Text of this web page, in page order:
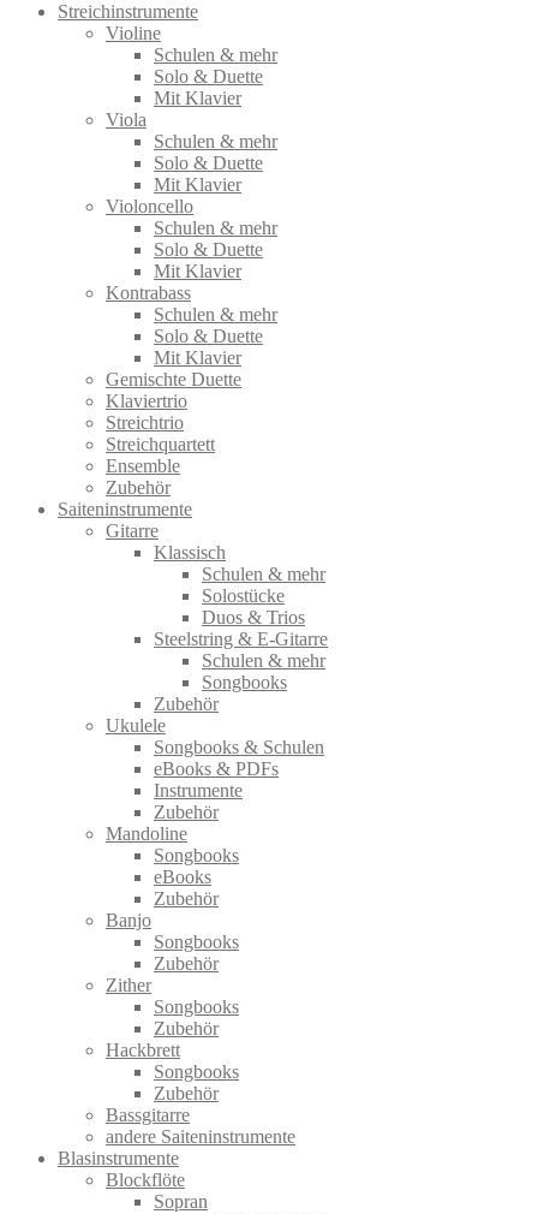
Streichinstrumente
Violine
Schulen & mehr
Solo & Duette
Mit Klavier
Viola
Schulen & mehr
Solo & Duette
Mit Klavier
Violoncello
Schulen & mehr
Solo & Duette
Mit Klavier
Kontrabass
Schulen & mehr
Solo & Duette
Mit Klavier
Gemischte Duette
Klaviertrio
Streichtrio
Streichquartett
Ensemble
Zubehör
Saiteninstrumente
Gitarre
Klassisch
Schulen & mehr
Solostücke
Duos & Trios
Steelstring & E-Gitarre
Schulen & mehr
Songbooks
Zubehör
Ukulele
Songbooks & Schulen
eBooks & PDFs
Instrumente
Zubehör
Mandoline
Songbooks
eBooks
Zubehör
Banjo
Songbooks
Zubehör
Zither
Songbooks
Zubehör
Hackbrett
Songbooks
Zubehör
Bassgitarre
andere Saiteninstrumente
Blasinstrumente
Blockflöte
Sopran